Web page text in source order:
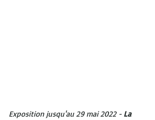
Exposition jusqu'au 29 mai 2022 - La